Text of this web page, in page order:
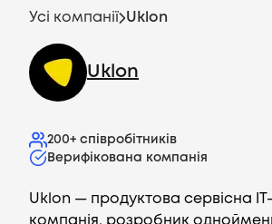
Усі компанії Uklon
Uklon
200+ співробітників
Верифікована компанія
Uklon — продуктова сервісна IT-
компанія, розробник